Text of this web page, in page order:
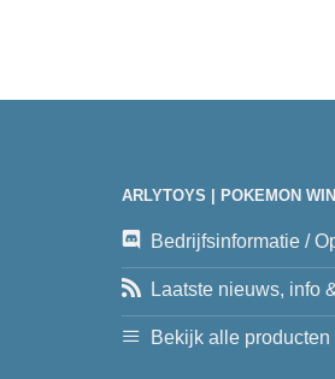
ARLYTOYS | POKEMON
Bedrijfsinformatie /
Laatste nieuws, info
Bekijk alle producten